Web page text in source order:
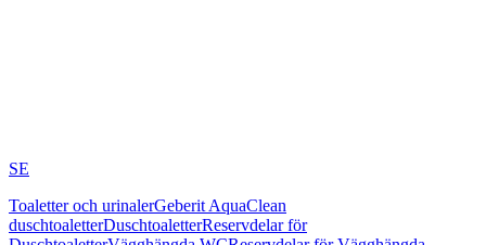
SE
Toaletter och urinalerGeberit AquaClean
duschtoaletterDuschtoaletterReservdelar för